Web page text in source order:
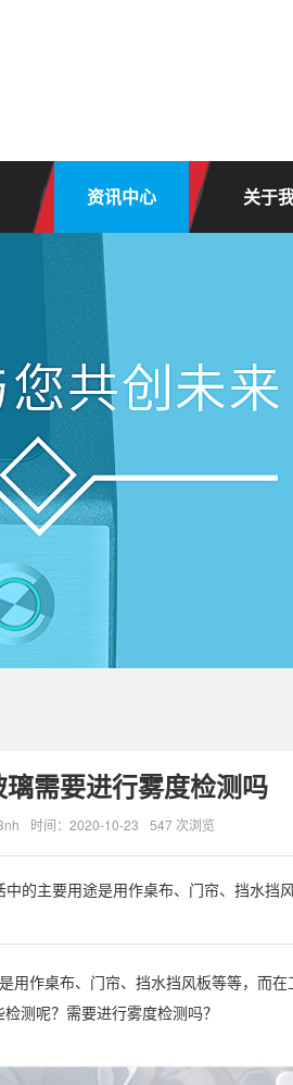
资讯中心 关于
璃需要进行雾度检测吗
时间：2020-10-23 547 次浏览
的主要用途是用作桌布、门帘、挡水挡
用作桌布、门帘、挡水挡风板等等，而
测呢？需要进行雾度检测吗？